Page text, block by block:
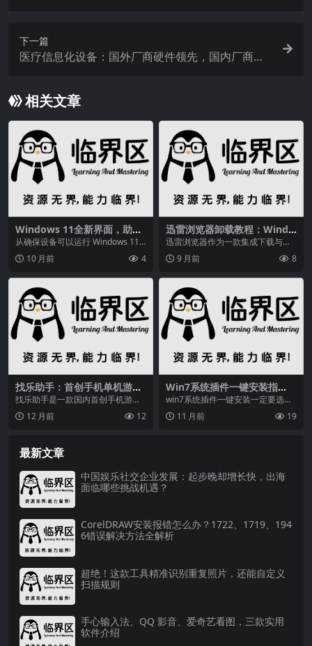
下一篇
医疗信息化设备：国外厂商硬件领先，国内厂商软
相关文章
Windows 11全新界面，助你
提升创造力与生产力，做好准
备迎接它
从确保设备可以运行 Windows 11
到备份文件和安装 Windows 11...
10 月前 4
迅雷浏览器卸载教程：Windo
ws与macOS系统完整指南，
附深度清理技巧
迅雷浏览器作为一款集成下载与网
页浏览功能的软件，部分用户可能
因功能冗余或系统优化...
9 月前 8
找乐助手：首创手机单机游戏
对战平台，游戏辅助神器来袭
找乐助手是一款国内首创手机游戏
（单机游戏）对战平台，可实现“单
机游戏，多人一起玩...
12 月前 12
Win7系统插件一键安装指
南！选无广告无病毒软件，附
教程优势
win7系统插件一键安装一定要选择
无广告插件，没有木马病毒的软件
进行一键安装wi...
11 月前 19
最新文章
中国娱乐社交企业发展：起步晚却增长快，出海
面临哪些挑战机遇？
CorelDRAW安装报错怎么办？1722、1719、194
6错误解决方法全解析
超绝！这款工具精准识别重复照片，还能自定义
扫描规则
手心输入法、QQ 影音、爱奇艺看图，三款实用
软件介绍